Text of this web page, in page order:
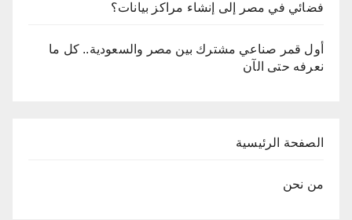
فضائي في مصر إلى إنشاء مراكز بيانات؟
أول قمر صناعي مشترك بين مصر والسعودية.. كل ما
نعرفه حتى الآن
الصفحة الرئيسية
من نحن